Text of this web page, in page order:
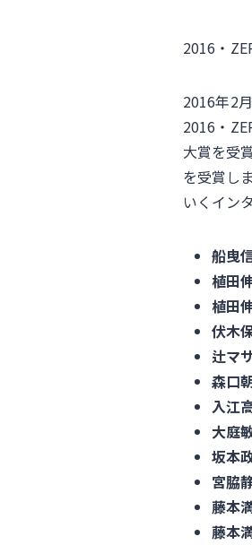
2016・
2016年2
2016・
大賞を受
を受賞し
いくイン
船曳
植田
植田
伏木
辻マ
森口
入江
大庭
坂本
宮脇
藤本
藤本